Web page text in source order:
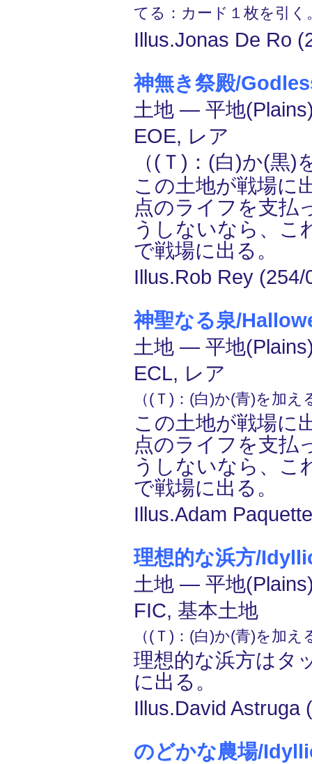
てる：カード１枚を引く
Illus.Jonas De Ro
神無き祭殿/
土地 ― 平地
EOE, レア
（(Ｔ)：(白)か(黒)
この土地が戦場に
点のライフを支払
うしないなら、こ
で戦場に出る。
Illus.Rob Rey (254/
神聖なる泉/
土地 ― 平地
ECL, レア
（(Ｔ)：(白)か(青)を加え
この土地が戦場に
点のライフを支払
うしないなら、こ
で戦場に出る。
Illus.Adam
理想的な浜方/
土地 ― 平地
FIC, 基本土地
（(Ｔ)：(白)か(青)を加え
理想的な浜方はタ
に出る。
Illus.David Astruga
のどかな農場/